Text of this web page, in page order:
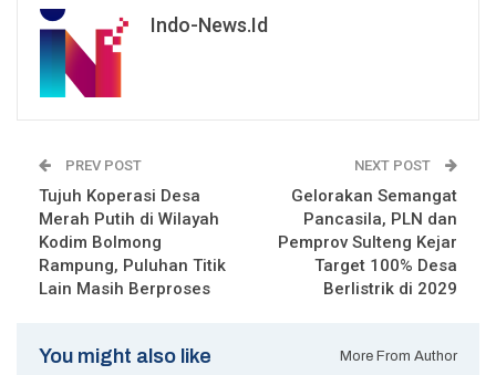
Indo-News.id
PREV POST
Tujuh Koperasi Desa
Merah Putih di Wilayah
Kodim Bolmong
Rampung, Puluhan Titik
Lain Masih Berproses
NEXT POST
Gelorakan Semangat
Pancasila, PLN dan
Pemprov Sulteng Kejar
Target 100% Desa
Berlistrik di 2029
You might also like More From Author